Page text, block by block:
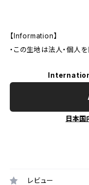
【Information】
・この生地は法人・個人
日本国
レビュー